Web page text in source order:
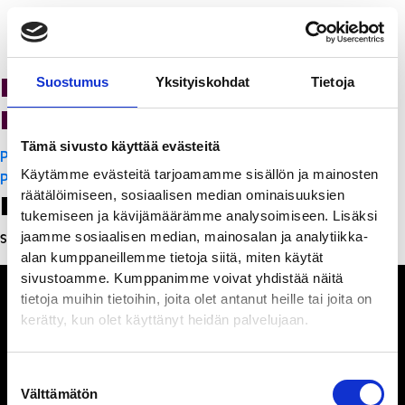
Suostumus Yksityiskohdat Tietoja
Tämä sivusto käyttää evästeitä
Käytämme evästeitä tarjoamamme sisällön ja mainosten
räätälöimiseen, sosiaalisen median ominaisuuksien
tukemiseen ja kävijämäärämme analysoimiseen. Lisäksi
jaamme sosiaalisen median, mainosalan ja analytiikka-
alan kumppaneillemme tietoja siitä, miten käytät
sivustoamme. Kumppanimme voivat yhdistää näitä
tietoja muihin tietoihin, joita olet antanut heille tai joita on
kerätty, kun olet käyttänyt heidän palvelujaan.
valinta
Välttämätön
K-Citymarket Pori
Puuvilla
Artikkelien
selaus
PanchoVilla
PanchoVilla
Leave a Reply
Sinun täytyykirjautua sisäänkommentoidaksesi.
ihmeteltävää